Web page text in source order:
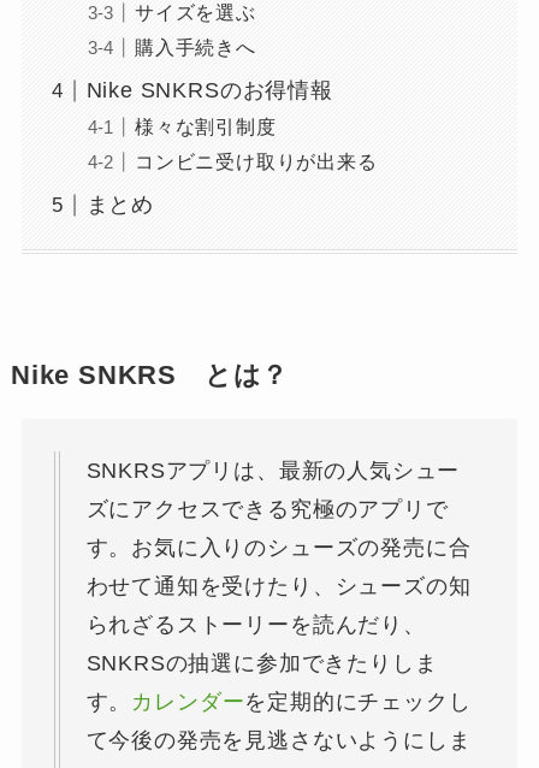
サイズを選ぶ
購入手続きへ
Nike SNKRSのお得情報
様々な割引制度
コンビニ受け取りが出来る
まとめ
Nike SNKRS とは？
SNKRSアプリは、最新の人気シュー
ズにアクセスできる究極のアプリで
す。お気に入りのシューズの発売に合
わせて通知を受けたり、シューズの知
られざるストーリーを読んだり、
SNKRSの抽選に参加できたりしま
す。 カレンダーを定期的にチェックし
て今後の発売を見逃さないようにしま